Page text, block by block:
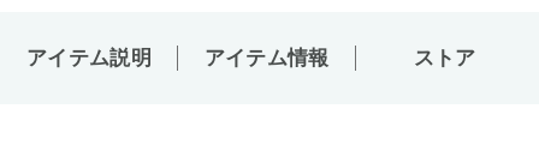
アイテム説明 アイテム情報 ストア